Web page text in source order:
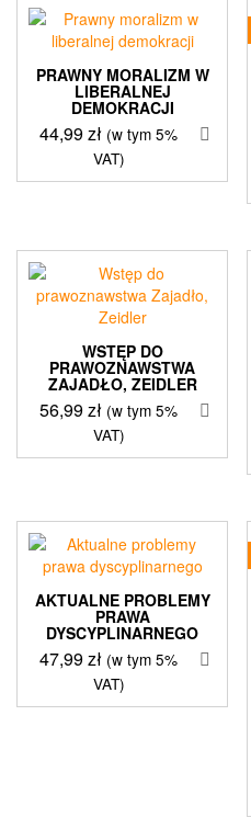
PRAWNY MORALIZM W
LIBERALNEJ
DEMOKRACJI
44,99zł (w tym 5%
VAT)
WSTĘP DO
PRAWOZNAWSTWA
ZAJADŁO, ZEIDLER
56,99zł (w tym 5%
VAT)
AKTUALNE PROBLEMY
PRAWA
DYSCYPLINARNEGO
47,99zł (w tym 5%
VAT)